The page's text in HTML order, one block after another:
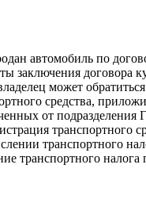
автомобиль по
заключения договора
может
средства,
от
транспортного
транспортного
транспортного